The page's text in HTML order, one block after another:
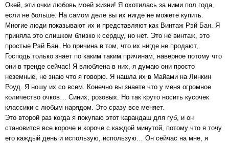
Окей, эти очки любовь моей жизни! Я охотилась за ними пол года,
если не больше. На самом деле вы их нигде не можете купить.
Многие люди показывают их и представляют как Винтаж Рэй Бан. Я
приняла это слишком близко к сердцу, но нет. Это не винтаж, это
простые Рэй Бан. Но причина в том, что их нигде не продают,
Господь только знает по каким таким причинам, наверное потому что
они в тренде сейчас! Я влюблена в них, я думаю они просто
неземные, не знаю что я говорю. Я нашла их в Майами на Линкин
Роуд. Я ношу их со всем. Конечно вы знаете что у меня огромное
количество очков… Синих, розовых. Но так круто носить кусочек
классики с любым нарядом. Это сразу все меняет.
Это второй раз когда я покупаю этот карандаш для губ, и он
становится все короче и короче с каждой минутой, потому что я точу
его каждый день и использую, использую… Он сейчас на мне, я